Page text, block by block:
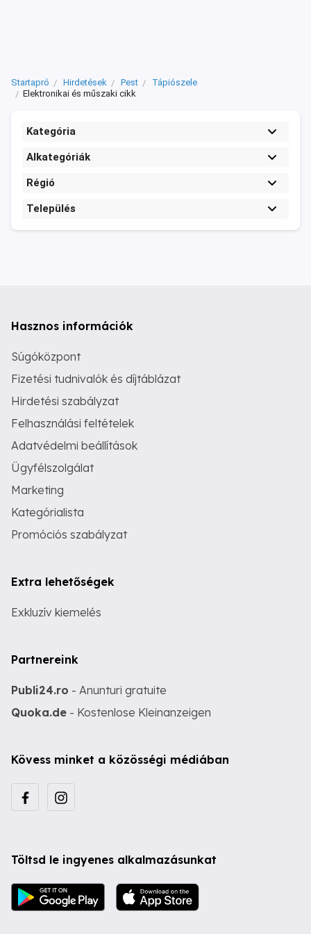
Startapró Hirdetések Pest
Tápiószele
Elektronikai és műszaki cikk
Kategória
Alkategóriák
Régió
Település
Hasznos információk
Súgóközpont
Fizetési tudnivalók és díjtáblázat
Hirdetési szabályzat
Felhasználási feltételek
Adatvédelmi beállítások
Ügyfélszolgálat
Marketing
Kategórialista
Promóciós szabályzat
Extra lehetőségek
Exkluzív kiemelés
Partnereink
Publi24.ro - Anunturi gratuite
Quoka.de - Kostenlose Kleinanzeigen
Kövess minket a közösségi médiában
Töltsd le ingyenes alkalmazásunkat